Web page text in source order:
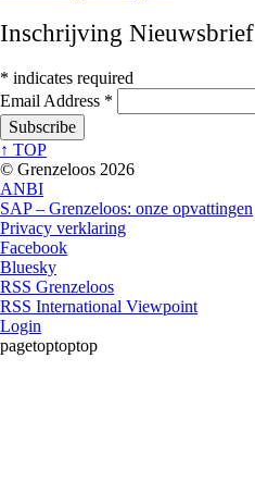
Inschrijving Nieuwsbrief
* indicates required
Email Address *
↑ TOP
© Grenzeloos 2026
ANBI
SAP – Grenzeloos: onze opvattingen
Privacy verklaring
Facebook
Bluesky
RSS Grenzeloos
RSS International Viewpoint
Login
pagetoptoptop